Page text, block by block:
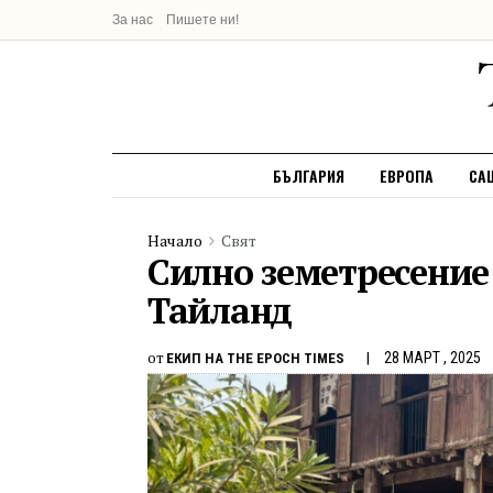
За нас Пишете ни!
БЪЛГАРИЯ ЕВРОПА
Начало Свят
Силно
Тайланд
от ЕКИП НА THE EPOCH TIMES 28 МАРТ , 2025